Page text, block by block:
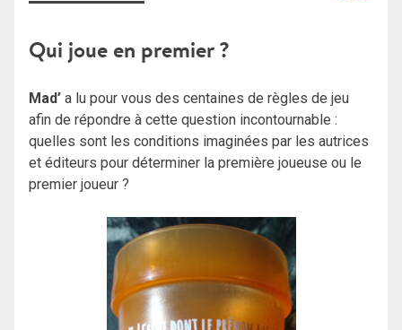
Qui joue en premier ?
Mad’ a lu pour vous des centaines de règles de jeu
afin de répondre à cette question incontournable :
quelles sont les conditions imaginées par les autrices
et éditeurs pour déterminer la première joueuse ou le
premier joueur ?